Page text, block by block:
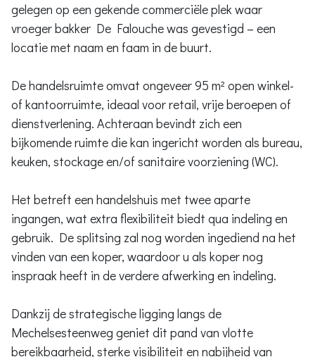
gelegen op een gekende commerciële plek waar
vroeger bakker De Falouche was gevestigd – een
locatie met naam en faam in de buurt.
De handelsruimte omvat ongeveer 95 m² open winkel-
of kantoorruimte, ideaal voor retail, vrije beroepen of
dienstverlening. Achteraan bevindt zich een
bijkomende ruimte die kan ingericht worden als bureau,
keuken, stockage en/of sanitaire voorziening (WC).
Het betreft een handelshuis met twee aparte
ingangen, wat extra flexibiliteit biedt qua indeling en
gebruik. De splitsing zal nog worden ingediend na het
vinden van een koper, waardoor u als koper nog
inspraak heeft in de verdere afwerking en indeling.
Dankzij de strategische ligging langs de
Mechelsesteenweg geniet dit pand van vlotte
bereikbaarheid, sterke visibiliteit en nabijheid van